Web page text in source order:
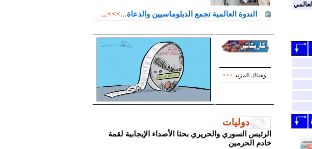
الندوة العالمية تجمع الدبلوماسيين والدعاة...>>>...
وهناك المزيد >>>
دوليات
الرئيس السوري والحريري بحثا الأصداء الإيجابية لقمة
خادم الحرمين